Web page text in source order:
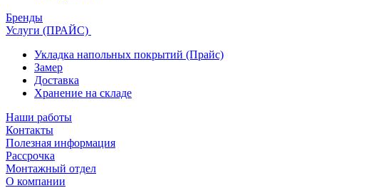
Бренды
Услуги (ПРАЙС)
Укладка напольных покрытий (Прайс)
Замер
Доставка
Хранение на складе
Наши работы
Контакты
Полезная информация
Рассрочка
Монтажный отдел
О компании